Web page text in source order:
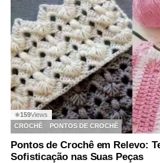
◉159Views
CROCHÊ
PONTOS DE CROCHÊ
Pontos de Crochê em Relevo:
Sofisticação nas Suas Peças